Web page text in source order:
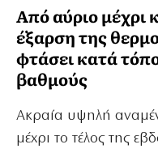
Από αύριο μέχρι
έξαρση της
φτάσει κατά
βαθμούς
Ακραία υψηλή
μέχρι το τέλος της